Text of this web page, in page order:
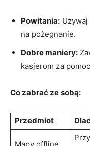
Powitania: Używaj
na pożegnanie.
Dobre maniery:
kasjerom za
Co zabrać ze sobą:
Przedmiot